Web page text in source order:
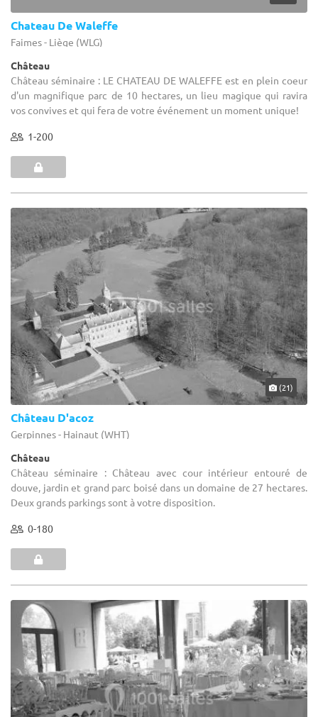
Chateau De Waleffe
Faimes - Liège (WLG)
Château
Château séminaire : LE CHATEAU DE WALEFFE est en plein coeur
d'un magnifique parc de 10 hectares, un lieu magique qui ravira
vos convives et qui fera de votre événement un moment unique!
1-200
(21)
Château D'acoz
Gerpinnes - Hainaut (WHT)
Château
Château séminaire : Château avec cour intérieur entouré de
douve, jardin et grand parc boisé dans un domaine de 27 hectares.
Deux grands parkings sont à votre disposition.
0-180